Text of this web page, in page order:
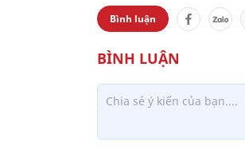
Bình luận